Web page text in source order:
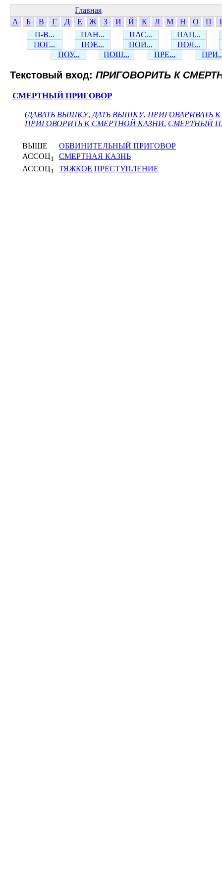
Главная
А
Б В Г Д Е Ж З И Й К Л М Н О П
П-В...
ПАН... ПАС...
ПАЦ...
ПОГ...
ПОЕ... ПОИ...
ПОЛ...
ПОУ...
ПОШ... ПРЕ...
Текстовый вход: ПРИГОВОРИТЬ К
СМЕРТНЫЙ ПРИГОВОР
(ДАВАТЬ ВЫШКУ, ДАТЬ ВЫШКУ, ПРИГОВАРИВАТЬ
ПРИГОВОРИТЬ К СМЕРТНОЙ КАЗНИ, СМЕРТНЫЙ
ВЫШЕ
ОБВИНИТЕЛЬНЫЙ ПРИГОВОР
АССОЦ1
СМЕРТНАЯ КАЗНЬ
АССОЦ1 ТЯЖКОЕ ПРЕСТУПЛЕНИЕ